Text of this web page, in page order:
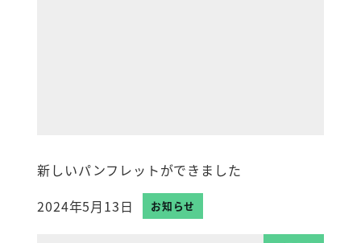
新しいパンフレットができました
投稿日
2024年5月13日 お知らせ